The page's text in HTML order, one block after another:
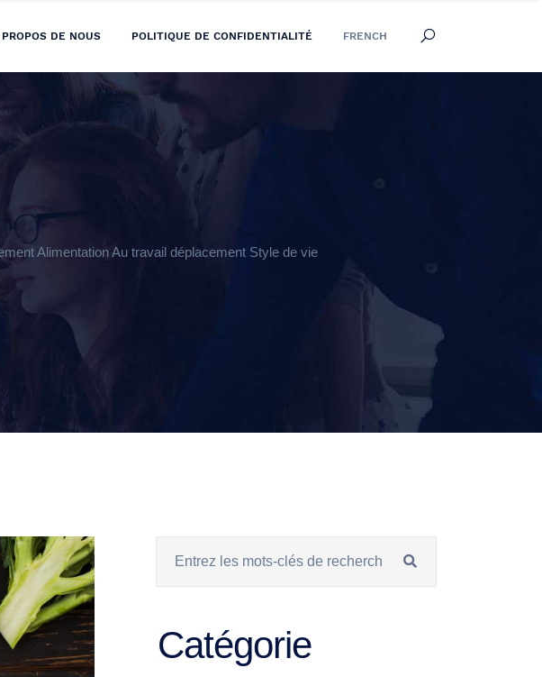
DE NOUS POLITIQUE DE CONFIDENTIALITÉ FRENCH
Alimentation Au travail déplacement Style de vie
Catégorie